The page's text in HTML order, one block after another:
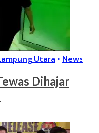
Utara • News
Dihajar